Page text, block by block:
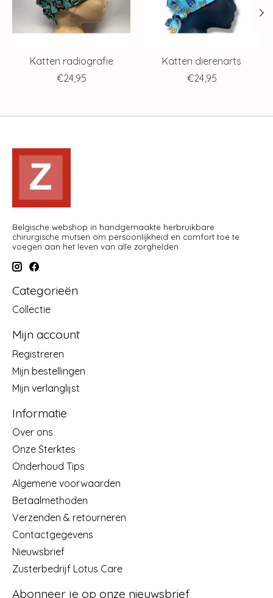
Katten radiografie
€24,95
Katten dierenarts
€24,95
Belgische webshop in handgemaakte herbruikbare
chirurgische mutsen om persoonlijkheid en comfort toe te
voegen aan het leven van alle zorghelden
Categorieën
Collectie
Mijn account
Registreren
Mijn bestellingen
Mijn verlanglijst
Informatie
Over ons
Onze Sterktes
Onderhoud Tips
Algemene voorwaarden
Betaalmethoden
Verzenden & retourneren
Contactgegevens
Nieuwsbrief
Zusterbedrijf Lotus Care
Abonneer je op onze nieuwsbrief